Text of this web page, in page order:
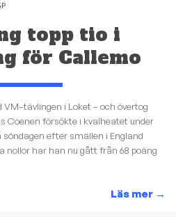
topp tio i
för Callemo
i Loket – och övertog
Coenen försökte i kvalheatet under
efter smällen i England
nollor har han nu gått från 68 poäng
Läs mer →